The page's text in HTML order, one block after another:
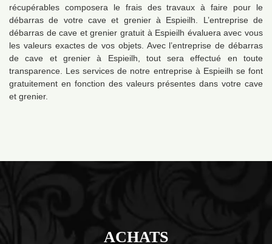
récupérables composera le frais des travaux à faire pour le
débarras de votre cave et grenier à Espieilh. L’entreprise de
débarras de cave et grenier gratuit à Espieilh évaluera avec vous
les valeurs exactes de vos objets. Avec l’entreprise de débarras
de cave et grenier à Espieilh, tout sera effectué en toute
transparence. Les services de notre entreprise à Espieilh se font
gratuitement en fonction des valeurs présentes dans votre cave
et grenier.
ACHATS